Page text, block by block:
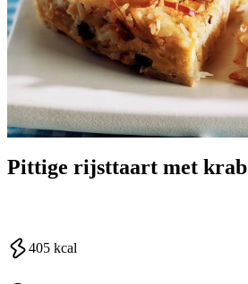
Pittige rijsttaart met krab
405 kcal